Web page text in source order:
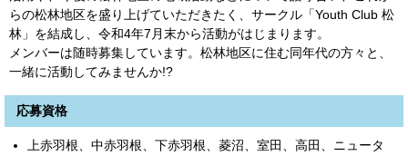
らの松林地区を盛り上げていただきたく、サークル「Youth Club 松
林」を結成し、令和4年7月末から活動がはじまります。
メンバーは随時募集しています。松林地区に住む同年代の方々と、
一緒に活動してみませんか!?
応募資格
上赤羽根、中赤羽根、下赤羽根、菱沼、室田、高田、ニュータ